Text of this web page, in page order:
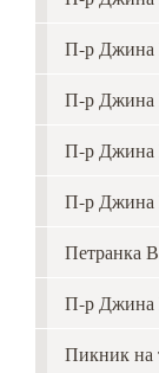
П-р Джина
П-р Джина
П-р Джина
П-р Джина
Петранка
П-р Джина
Пикник на